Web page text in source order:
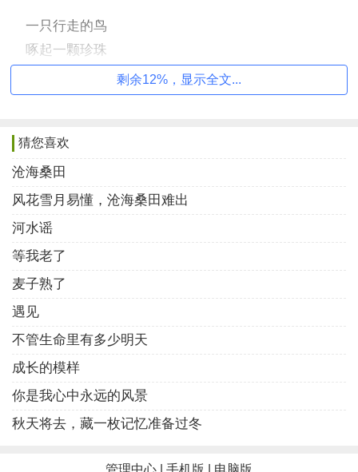
一只行走的鸟
啄起一颗珍珠
里面有遗失的故事
风起了
一艘帆船
在夜色飘向远方
延伸阅读
诗歌控
剩余12%，显示全文...
猜您喜欢
沧海桑田
风花雪月易懂，沧海桑田难出
河水谣
等我老了
麦子熟了
遇见
不管生命里有多少明天
成长的模样
你是我心中永远的风景
秋天将去，藏一枚记忆准备过冬
管理中心 手机版 电脑版